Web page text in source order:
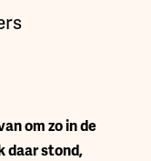
om zo in de
daar stond,